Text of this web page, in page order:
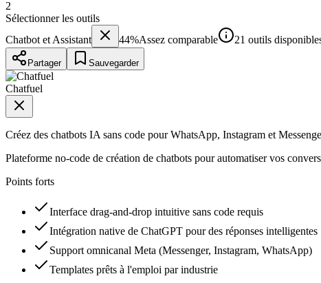
2
Sélectionner les outils
Chatbot et Assistant
44%Assez comparable 21 outils
Partager Sauvegarder
Chatfuel
Créez des chatbots IA sans code pour WhatsApp, Instagram et
Plateforme no-code de création de chatbots pour automatiser vos
Points forts
Interface drag-and-drop intuitive sans code requis
Intégration native de ChatGPT pour des réponses intelligentes
Support omnicanal Meta (Messenger, Instagram, WhatsApp)
Templates prêts à l'emploi par industrie